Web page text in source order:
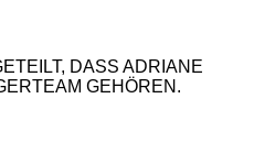
DASS ADRIANE
GEHÖREN.